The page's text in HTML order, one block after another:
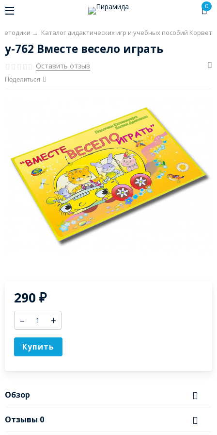
0
→ Каталог дидактических игр и учебных пособий Корвет
у-762 Вместе весело играть
Оставить отзыв
Поделиться
290₽
– +
Купить
Обзор
Отзывы 0